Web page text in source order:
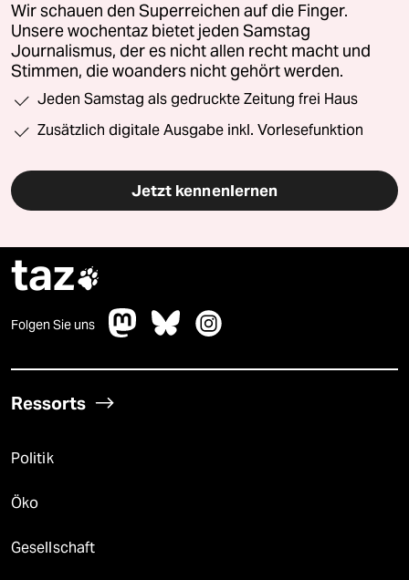
Wir schauen den Superreichen auf die Finger.
Unsere wochentaz bietet jeden Samstag
Journalismus, der es nicht allen recht macht und
Stimmen, die woanders nicht gehört werden.
Jeden Samstag als gedruckte Zeitung frei Haus
Zusätzlich digitale Ausgabe inkl. Vorlesefunktion
Jetzt kennenlernen
taz
Folgen Sie uns
Ressorts
Politik
Öko
Gesellschaft